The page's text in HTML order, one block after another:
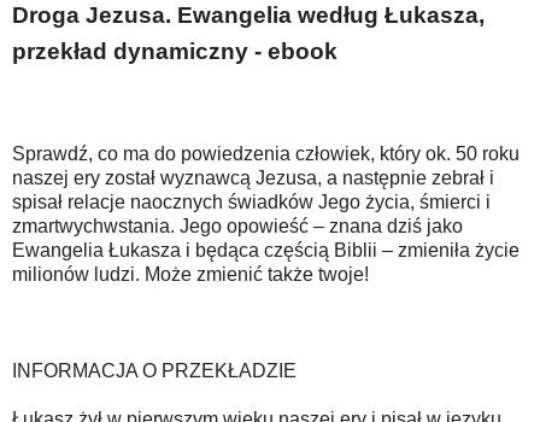
Droga Jezusa. Ewangelia według Łukasza,
przekład dynamiczny - ebook
Sprawdź, co ma do powiedzenia człowiek, który ok. 50 roku
naszej ery został wyznawcą Jezusa, a następnie zebrał i
spisał relacje naocznych świadków Jego życia, śmierci i
zmartwychwstania. Jego opowieść – znana dziś jako
Ewangelia Łukasza i będąca częścią Biblii – zmieniła życie
milionów ludzi. Może zmienić także twoje!
INFORMACJA O PRZEKŁADZIE